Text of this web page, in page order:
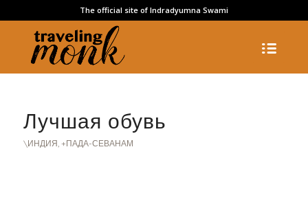
The official site of Indradyumna Swami
Лучшая обувь
\ИНДИЯ, +ПАДА-СЕВАНАМ